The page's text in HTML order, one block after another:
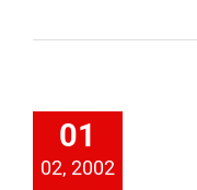
01
02, 2002